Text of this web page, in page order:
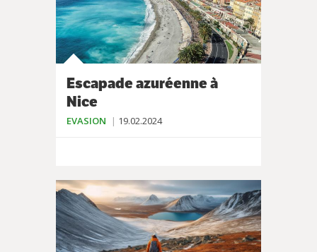
Escapade azuréenne à
Nice
EVASION 19.02.2024